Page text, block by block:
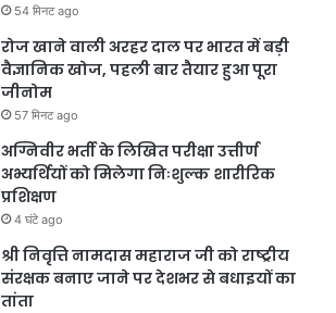
54 मिनट ago
रोज खाने वाली अरहर दाल पर भारत में बड़ी
वैज्ञानिक खोज, पहली बार तैयार हुआ पूरा
जीनोम
57 मिनट ago
अग्निवीर भर्ती के लिखित परीक्षा उत्तीर्ण
अभ्यर्थियों को मिलेगा निःशुल्क शारीरिक
प्रशिक्षण
4 घंटे ago
श्री निवृत्ति नामदास महाराज जी को राष्ट्रीय
संरक्षक बनाए जाने पर देशभर से बधाइयों का
तांता